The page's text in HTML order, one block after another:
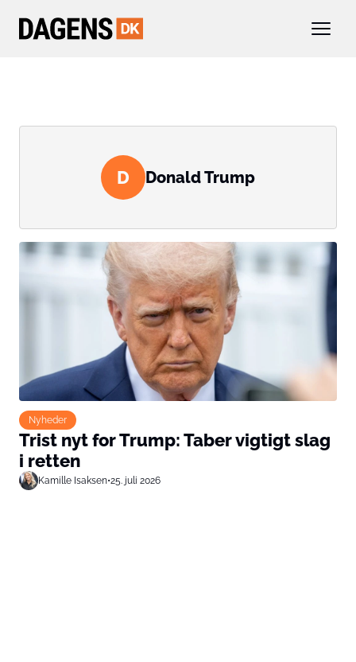
D Donald Trump
Nyheder
Trist nyt for Trump: Taber vigtigt slag
i retten
Kamille Isaksen•25. juli 2026